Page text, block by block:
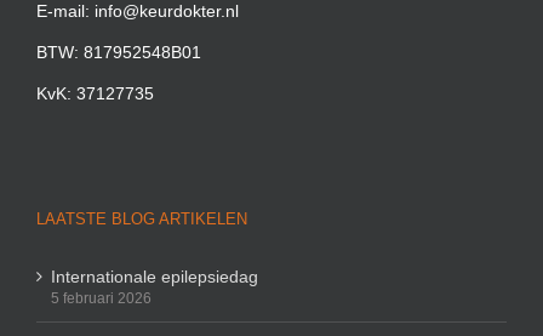
E-mail: info@keurdokter.nl
BTW: 817952548B01
KvK: 37127735
LAATSTE BLOG ARTIKELEN
Internationale epilepsiedag
5 februari 2026